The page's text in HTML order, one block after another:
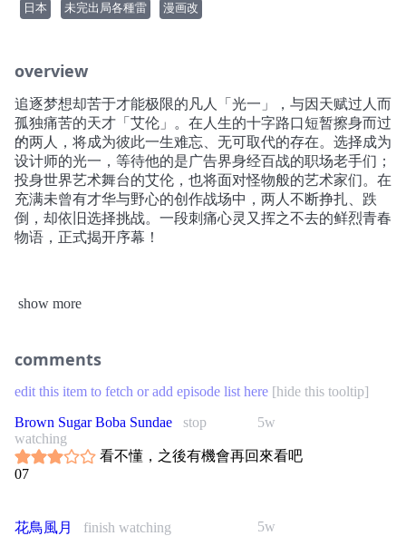
日本 未完出局各種雷 漫画改
overview
追逐梦想却苦于才能极限的凡人「光一」，与因天赋过人而
孤独痛苦的天才「艾伦」。在人生的十字路口短暂擦身而过
的两人，将成为彼此一生难忘、无可取代的存在。选择成为
设计师的光一，等待他的是广告界身经百战的职场老手们；
投身世界艺术舞台的艾伦，也将面对怪物般的艺术家们。在
充满未曾有才华与野心的创作战场中，两人不断挣扎、跌
倒，却依旧选择挑战。一段刺痛心灵又挥之不去的鲜烈青春
物语，正式揭开序幕！
高校生活も半分が過ぎ、誰もが本格的に進路を考えはじめ
受ける。描いたのは、ある出来事をきっかけに才能を封じ
込めてきた、左ききの女子高生・山岸エレンだった。
いつしか二人は「描く」ことを通じてお互いを認めあい、
光一はデザイナー、エレンは画家への道を歩み始めるが
――。
show more
comments
edit this item to fetch or add episode list here [hide this tooltip]
5w
Brown Sugar Boba Sundae
stop
watching
看不懂，之後有機會再回來看吧
07
5w
花鳥風月
finish watching